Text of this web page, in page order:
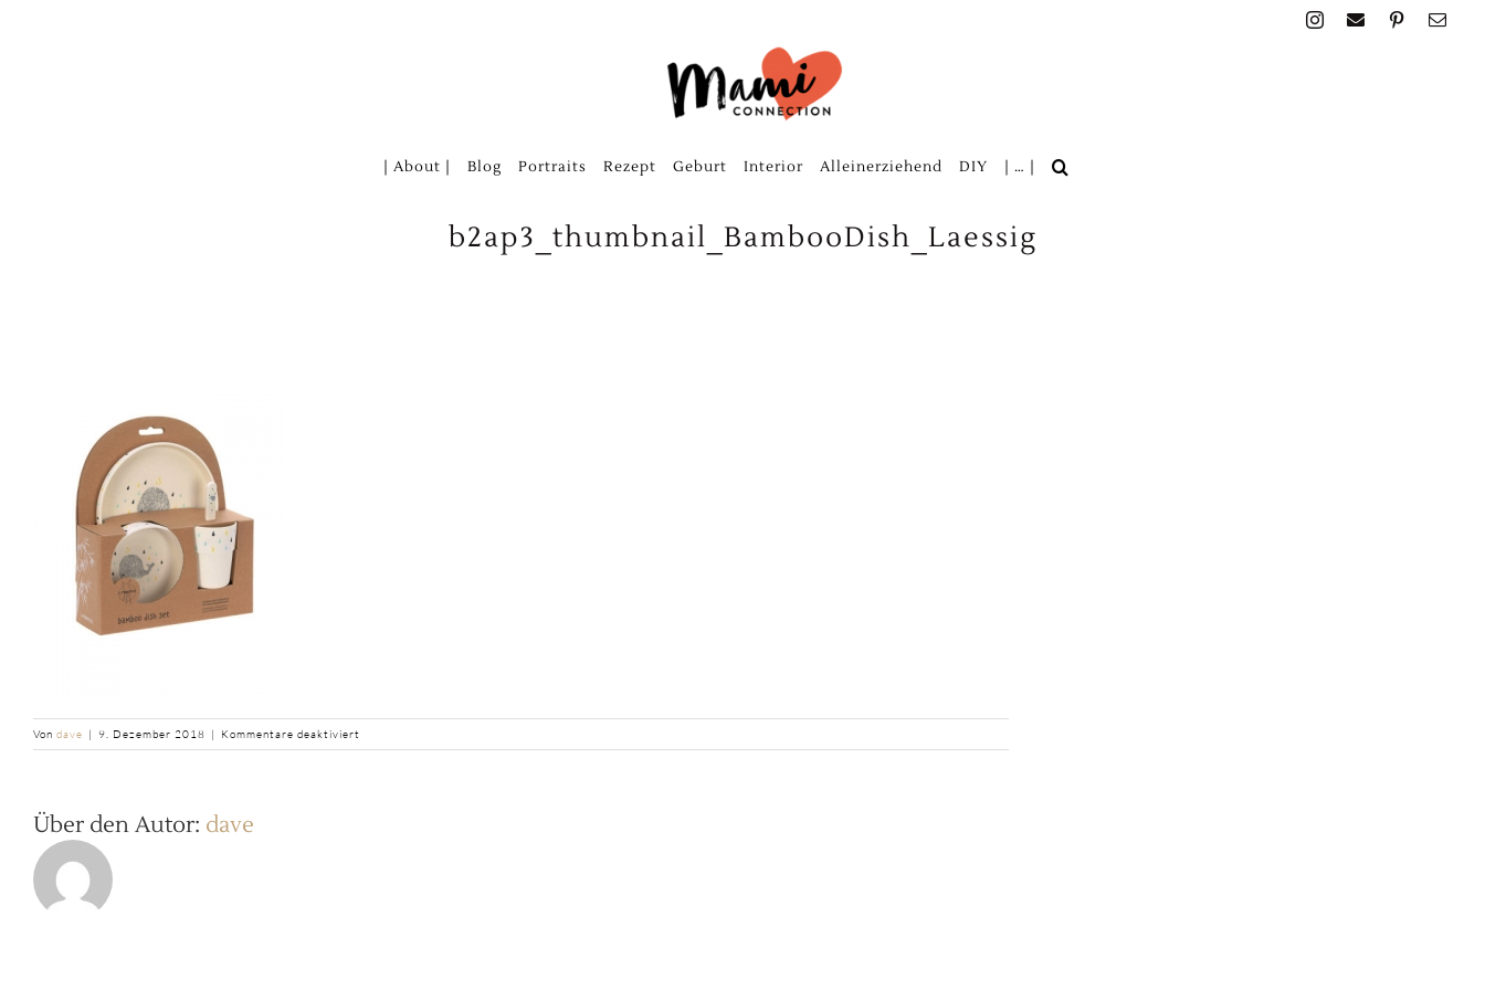
| About | Blog Portraits Rezept Geburt Interior Alleinerziehend DIY | … |
b2ap3_thumbnail_BambooDish_Laessig
Von dave | 9. Dezember 2018 | Kommentare deaktiviert
b2ap3_thumbnail_BambooDish_Laessig
Über den Autor: dave